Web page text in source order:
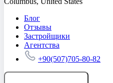
Блог
Отзывы
Застройщики
Агентства
+90(507)705-80-82